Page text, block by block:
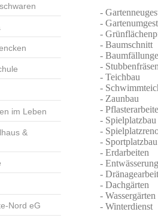
-
-
-
- Baumschnitt
-
-
- Teichbau
-
- Zaunbau
-
- Spielplatzbau
-
- Sportplatzbau
- Erdarbeiten
-
-
- Dachgärten
- Wassergärten
- Winterdienst
im Leben
&
Nord eG